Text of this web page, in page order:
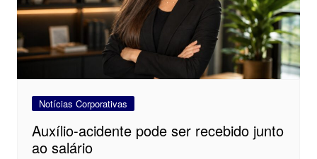
Notícias Corporativas
Auxílio-acidente pode ser recebido junto
ao salário